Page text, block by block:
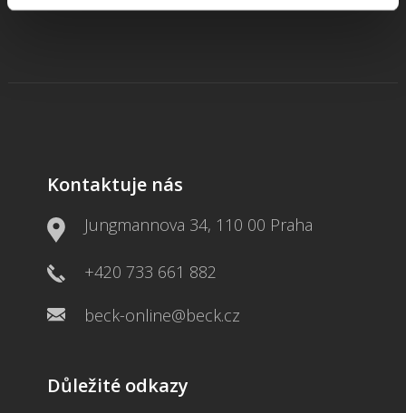
Kontaktuje nás
Jungmannova 34, 110 00 Praha
+420 733 661 882
beck-online@beck.cz
Důležité odkazy